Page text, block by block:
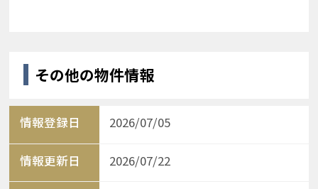
その他の物件情報
情報登録日 2026/07/05
情報更新日 2026/07/22